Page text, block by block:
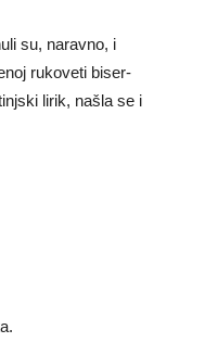
su, naravno, i
rukoveti biser-
lirik, našla se i